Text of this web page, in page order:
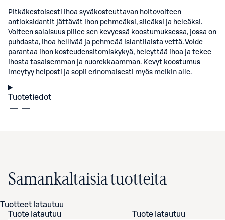
Pitkäkestoisesti ihoa syväkosteuttavan hoitovoiteen
antioksidantit jättävät ihon pehmeäksi, sileäksi ja heleäksi.
Voiteen salaisuus piilee sen kevyessä koostumuksessa, jossa on
puhdasta, ihoa hellivää ja pehmeää islantilaista vettä. Voide
parantaa ihon kosteudensitomiskykyä, heleyttää ihoa ja tekee
ihosta tasaisemman ja nuorekkaamman. Kevyt koostumus
imeytyy helposti ja sopii erinomaisesti myös meikin alle.
Tuotetiedot
Samankaltaisia tuotteita
Tuotteet latautuu
Tuote latautuu
Tuote latautuu